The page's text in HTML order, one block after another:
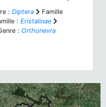
: Diptera
Famille
: Eristalinae
: Orthonevra